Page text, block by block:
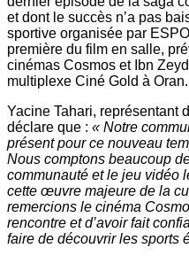
et dont le succès n’a pas
sportive organisée par
première du film en salle,
cinémas Cosmos et Ibn
multiplexe Ciné Gold à Oran.
Yacine Tahari, représentant
déclare que : « Notre
présent pour ce nouveau
Nous comptons beaucoup
communauté et le jeu vidéo
cette œuvre majeure de la
remercions le cinéma
rencontre et d’avoir fait
faire de découvrir les sports